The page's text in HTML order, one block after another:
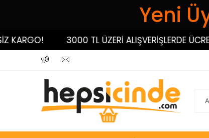
Yeni
3000 TL ÜZERİ ALIŞVERİŞLERDE